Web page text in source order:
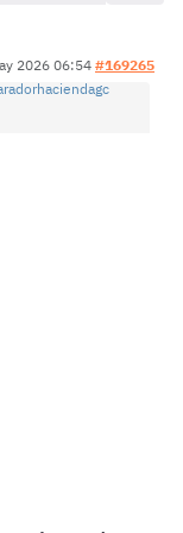
2026 06:54#169265